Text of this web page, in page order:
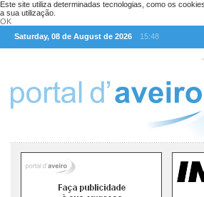
Este site utiliza determinadas tecnologias, como os
a sua utilização.
OK
Saturday, 08 de August de 2026
15:48